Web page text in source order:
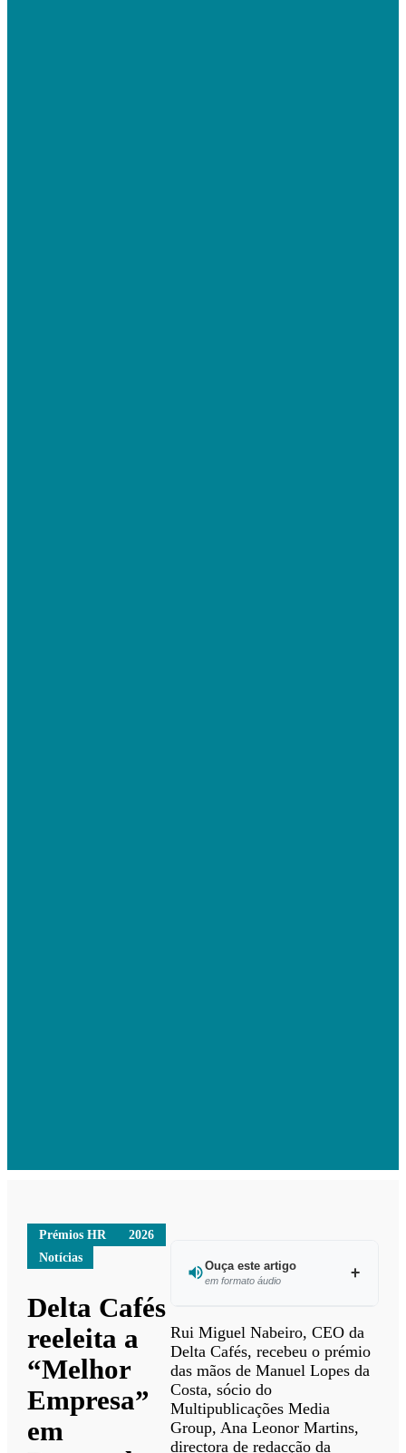
Prémios HR
2026
Notícias
Delta Cafés
reeleita a
“Melhor
Empresa”
em
Ouça este artigo
em formato áudio
Ouvir este
artigo
Rui Miguel Nabeiro, CEO da
Delta Cafés, recebeu o prémio
das mãos de Manuel Lopes da
Costa, sócio do
Multipublicações Media
Group, Ana Leonor Martins,
directora de redacção da